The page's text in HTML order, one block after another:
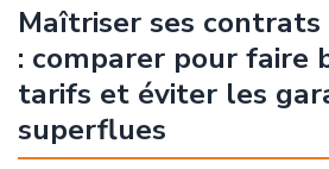
Maîtriser ses contrats
: comparer pour faire
tarifs et éviter les
superflues